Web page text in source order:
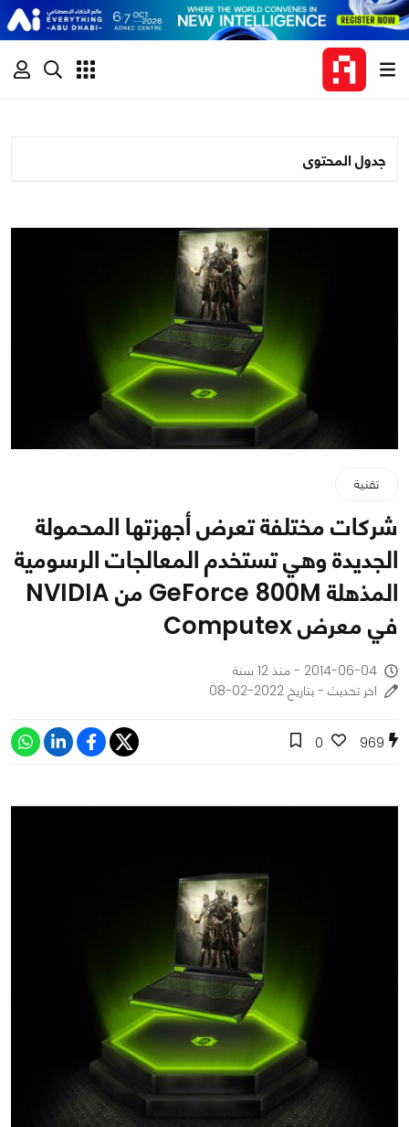
جدول المحتوى
تقنية
شركات مختلفة تعرض أجهزتها المحمولة
الجديدة وهي تستخدم المعالجات الرسومية
المذهلة GeForce 800M من NVIDIA
في معرض Computex
2014-06-04 - منذ 12 سنة
اخر تحديث - بتاريخ 2022-02-08
969
0